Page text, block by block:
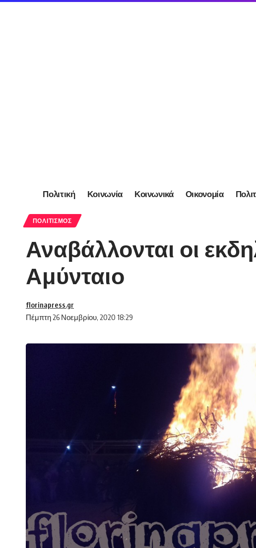
Πολιτική Κοινωνία Κοινωνικά Οικονομία
ΠΟΛΙΤΙΣΜΌΣ
Αναβάλλονται οι
Αμύνταιο
Πέμπτη 26 Νοεμβρίου, 2020 18:29
florinapress.gr